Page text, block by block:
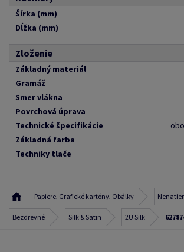
Šírka (mm)
Dĺžka (mm)
Zloženie
Základný materiál
Gramáž
Smer vlákna
Povrchová úprava
Technické špecifikácie
Základná farba
Techniky tlače
Papiere, Grafické kartóny, Obálky
Bezdrevné Silk & Satin 2U Silk